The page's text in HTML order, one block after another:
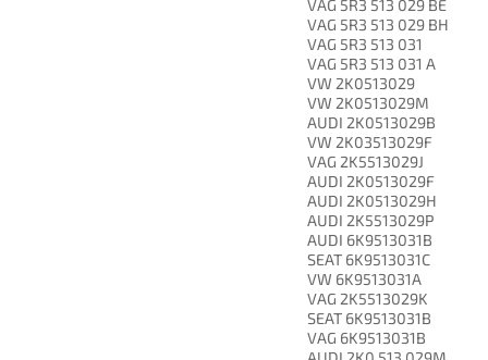
VAG 5R3 513 029 BE
VAG 5R3 513 029 BH
VAG 5R3 513 031
VAG 5R3 513 031 A
VW 2K0513029
VW 2K0513029M
AUDI 2K0513029B
VW 2K03513029F
VAG 2K5513029J
AUDI 2K0513029F
AUDI 2K0513029H
AUDI 2K5513029P
AUDI 6K9513031B
SEAT 6K9513031C
VW 6K9513031A
VAG 2K5513029K
SEAT 6K9513031B
VAG 6K9513031B